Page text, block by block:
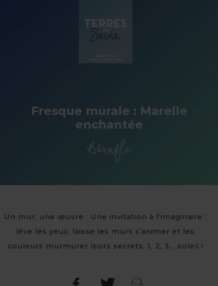
Fresque murale : Marelle
enchantée
Bouafle
Un mur, une œuvre : Une invitation à l'imaginaire :
lève les yeux, laisse les murs s’animer et les
couleurs murmurer leurs secrets. 1, 2, 3… soleil !